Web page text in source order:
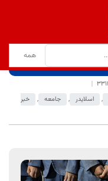
, اسلایدر , جامعه ,
خبر